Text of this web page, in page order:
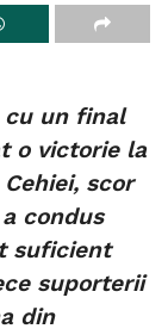
un final
o victorie la
scor
condus
suficient
suporterii
din